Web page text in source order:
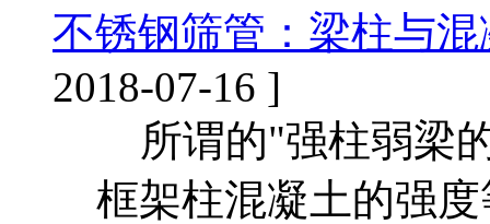
不锈钢筛管：梁柱与
2018-07-16 ]
所谓的"强柱弱梁
框架柱混凝土的强